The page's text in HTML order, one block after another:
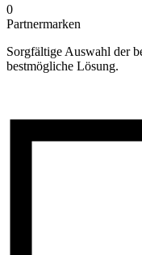
0
Partnermarken
Sorgfältige Auswahl der
bestmögliche Lösung.